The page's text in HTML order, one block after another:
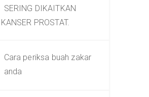
SERING DIKAITKAN
PROSTAT.
Cara periksa buah zakar
anda